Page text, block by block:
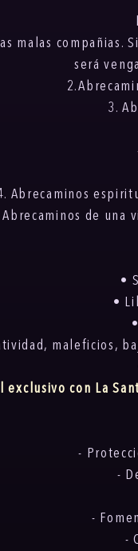
malas
será
3.
Abrecaminos
Abrecaminos de una
•
•
maleficios,
exclusivo con La
-
-
-
-